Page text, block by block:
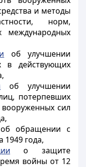
и методы
норм,
международных
об улучшении
в действующих
об улучшении
потерпевших
вооруженных сил
об обращении с
1949 года,
о защите
войны от 12